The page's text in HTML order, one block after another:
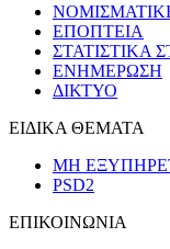
ΕΠΟΠΤΕΙΑ
ΣΤΑΤΙΣΤΙΚΑ
ΕΝΗΜΕΡΩΣΗ
ΔΙΚΤΥΟ
ΕΙΔΙΚΑ ΘΕΜΑΤΑ
ΜΗ
PSD2
ΕΠΙΚΟΙΝΩΝΙΑ